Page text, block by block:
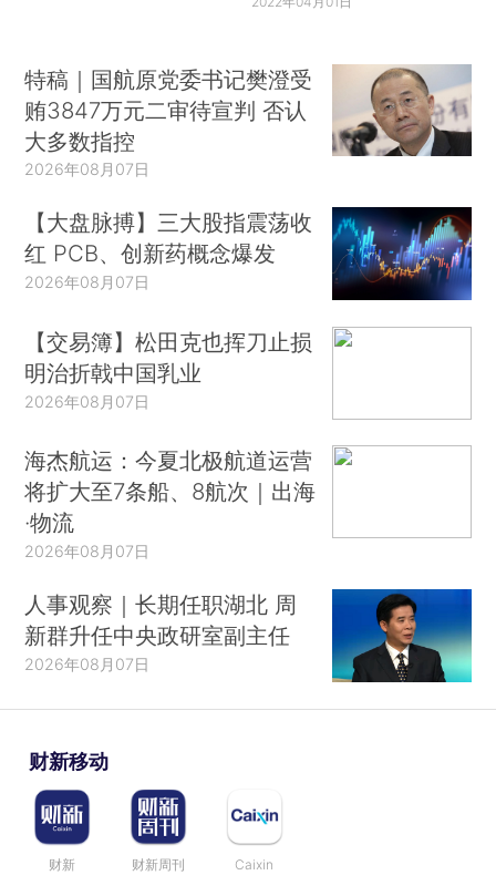
特稿｜国航原党委书记樊澄受
贿3847万元二审待宣判 否认
大多数指控
2026年08月07日
【大盘脉搏】三大股指震荡收
红 PCB、创新药概念爆发
2026年08月07日
【交易簿】松田克也挥刀止损
明治折戟中国乳业
2026年08月07日
海杰航运：今夏北极航道运营
将扩大至7条船、8航次｜出海
·物流
2026年08月07日
人事观察｜长期任职湖北 周
新群升任中央政研室副主任
2026年08月07日
财新移动
财新 财新周刊 Caixin